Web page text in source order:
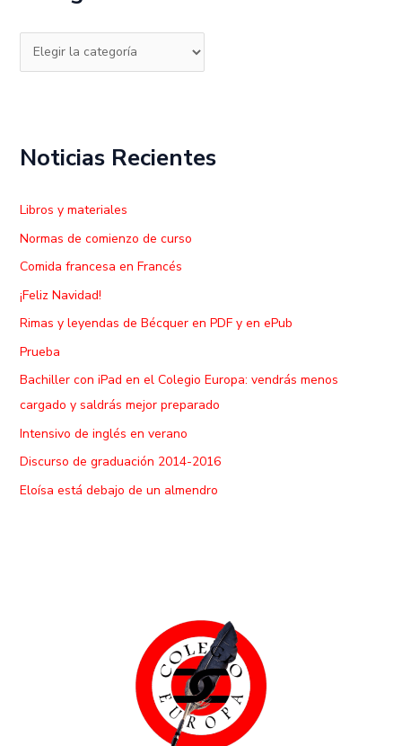
p
Noticias Recientes
Libros y materiales
Normas de comienzo de curso
Comida francesa en Francés
¡Feliz Navidad!
Rimas y leyendas de Bécquer en PDF y en ePub
Prueba
Bachiller con iPad en el Colegio Europa: vendrás menos
cargado y saldrás mejor preparado
Intensivo de inglés en verano
Discurso de graduación 2014-2016
Eloísa está debajo de un almendro